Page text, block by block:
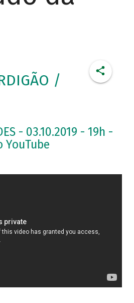
/
- 03.10.2019 - 19h -
YouTube